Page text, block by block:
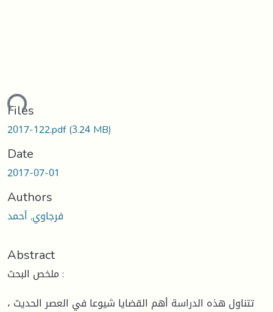
Files
2017-122.pdf(3.24 MB)
Date
2017-07-01
Authors
فرجاوي, أحمد
Abstract
ملخص البحث :
تتناول هذه الدراسة أهم القضايا شيوعا في العصر الحديث ،